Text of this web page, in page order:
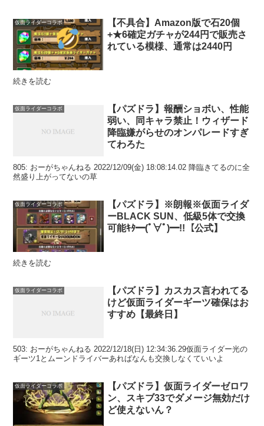
仮面ライダーコラボ
【不具合】Amazon版で石20個
+★6確定ガチャが244円で販売さ
れている模様、通常は2440円
続きを読む
仮面ライダーコラボ
【パズドラ】報酬ショボい、性能
弱い、同キャラ禁止！ウィザード
降臨嫌がらせのオンパレードすぎ
てわろた
805: おーがちゃんねる 2022/12/09(金) 18:08:14.02 降臨きてるのに全
然盛り上がってないの草
仮面ライダーコラボ
【パズドラ】※朗報※仮面ライダ
ーBLACK SUN、低級5体で交換
可能ｷﾀ━(ﾟ∀ﾟ)━!!【公式】
続きを読む
仮面ライダーコラボ
【パズドラ】カスカス言われてる
けど仮面ライダーギーツ確保はお
すすめ【最終日】
503: おーがちゃんねる 2022/12/18(日) 12:34:36.29仮面ライダー光の
ギーツ1とムーンドライバーあればなんも交換しなくていいよ
仮面ライダーコラボ
【パズドラ】仮面ライダーゼロワ
ン、スキブ33でダメージ無効だけ
ど使えないん？